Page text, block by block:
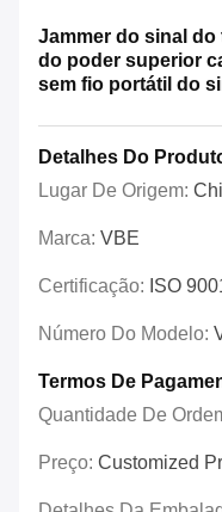
Jammer do sinal do
do poder superior
sem fio portátil do
Detalhes Do
Lugar De Origem:
Marca: VBE
Certificação: ISO
Número Do Modelo:
Termos De
Quantidade De
Preço: Customized